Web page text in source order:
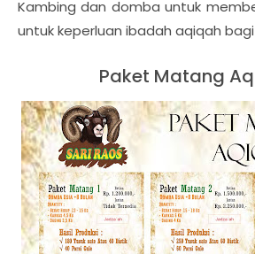
Kambing dan domba untuk
untuk keperluan ibadah aqiqah
Paket Matang